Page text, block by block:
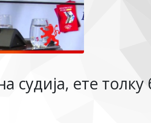
судија, ете